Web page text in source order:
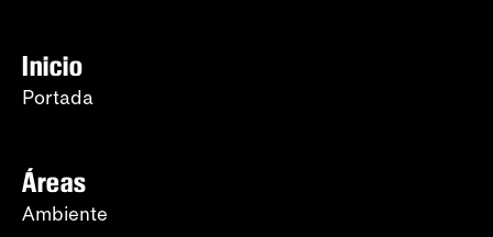
Inicio
Portada
Áreas
Ambiente